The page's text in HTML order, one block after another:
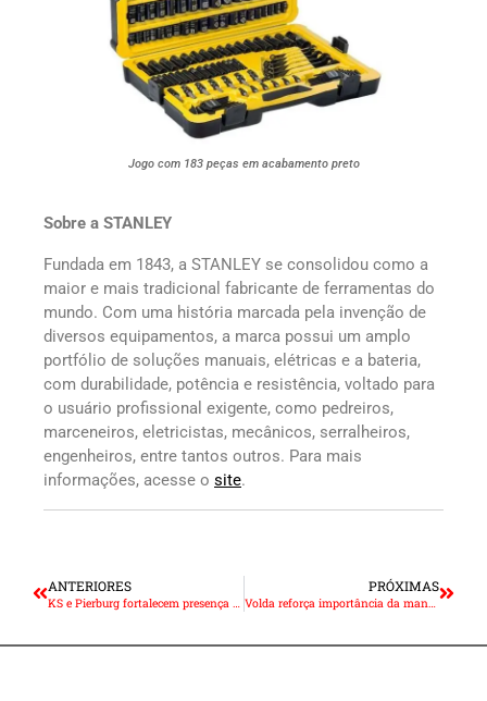
Jogo com 183 peças em acabamento preto
Sobre a STANLEY
Fundada em 1843, a STANLEY se consolidou como a
maior e mais tradicional fabricante de ferramentas do
mundo. Com uma história marcada pela invenção de
diversos equipamentos, a marca possui um amplo
portfólio de soluções manuais, elétricas e a bateria,
com durabilidade, potência e resistência, voltado para
o usuário profissional exigente, como pedreiros,
marceneiros, eletricistas, mecânicos, serralheiros,
engenheiros, entre tantos outros. Para mais
informações, acesse o site.
ANTERIORES
KS e Pierburg fortalecem presença em canais digitais exclusivos para o Brasil
PRÓXIMAS
Volda reforça importância da manutenção preventiva do sistema de suspensão